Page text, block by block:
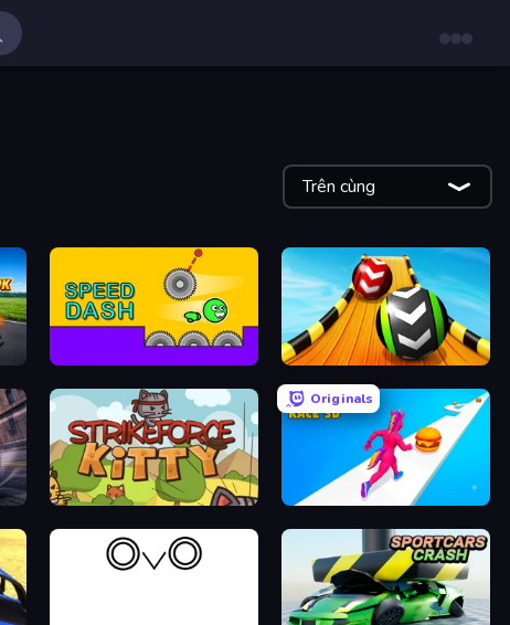
Trên cùng
Sky Balls 3D
StrikeForce Kitty
Originals
Twerk Race 3D